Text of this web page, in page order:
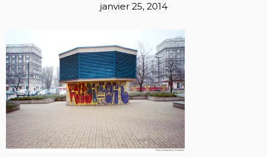
janvier 25, 2014